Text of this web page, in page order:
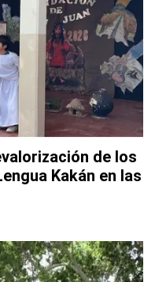
de los
Kakán en las